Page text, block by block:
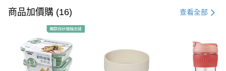
信用卡一次付款
Apple Pay
街口支付
商品加價購 (16) 查看全部